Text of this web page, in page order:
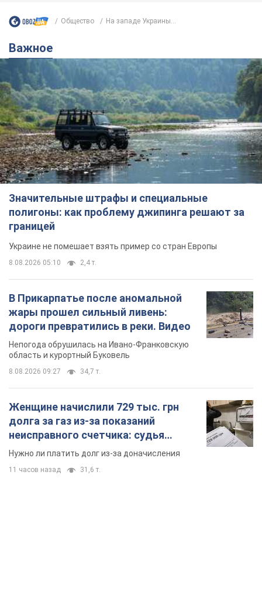
Общество На западе Украины...
Важное
Значительные штрафы и специальные
полигоны: как проблему джипинга решают за
границей
Украине не помешает взять пример со стран Европы
8.08.2026 05:10 2,4 т.
В Прикарпатье после аномальной
жары прошел сильный ливень:
дороги превратились в реки. Видео
Непогода обрушилась на Ивано-Франковскую
область и курортный Буковель
8.08.2026 09:27 34,7 т.
Женщине начислили 729 тыс. грн
долга за газ из-за показаний
неисправного счетчика: судья
вынес неожиданное решение
Нужно ли платить долг из-за доначисления
11 часов назад 31,6 т.